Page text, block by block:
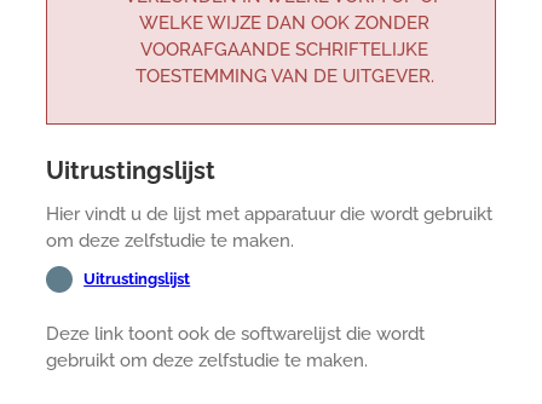
WELKE WIJZE DAN OOK ZONDER
VOORAFGAANDE SCHRIFTELIJKE
TOESTEMMING VAN DE UITGEVER.
Uitrustingslijst
Hier vindt u de lijst met apparatuur die wordt gebruikt
om deze zelfstudie te maken.
Uitrustingslijst
Deze link toont ook de softwarelijst die wordt
gebruikt om deze zelfstudie te maken.